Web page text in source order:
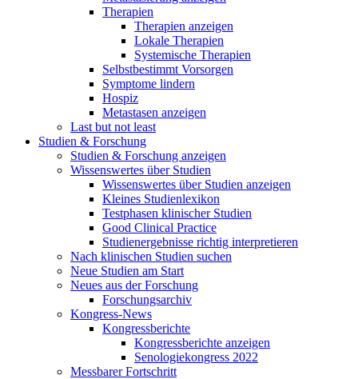
Therapien
Therapien anzeigen
Lokale Therapien
Systemische Therapien
Selbstbestimmt Vorsorgen
Symptome lindern
Hospiz
Metastasen anzeigen
Last but not least
Studien & Forschung
Studien & Forschung anzeigen
Wissenswertes über Studien
Wissenswertes über Studien anzeigen
Kleines Studienlexikon
Testphasen klinischer Studien
Good Clinical Practice
Studienergebnisse richtig interpretieren
Nach klinischen Studien suchen
Neue Studien am Start
Neues aus der Forschung
Forschungsarchiv
Kongress-News
Kongressberichte
Kongressberichte anzeigen
Senologiekongress 2022
Messbarer Fortschritt